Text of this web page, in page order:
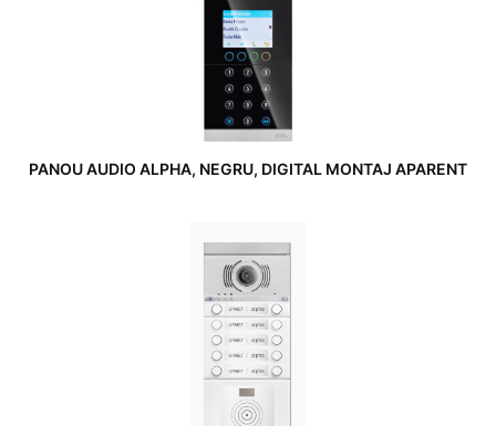
PANOU AUDIO ALPHA, NEGRU, DIGITAL MONTAJ APARENT